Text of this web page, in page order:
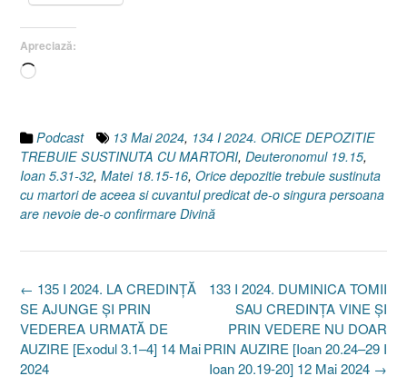
Apreciază:
Încarc...
Podcast 13 Mai 2024, 134 I 2024. ORICE DEPOZITIE
TREBUIE SUSTINUTA CU MARTORI, Deuteronomul 19.15,
Ioan 5.31-32, Matei 18.15-16, Orice depozitie trebuie sustinuta
cu martori de aceea si cuvantul predicat de-o singura persoana
are nevoie de-o confirmare Divină
Post
navigation
133 I 2024. DUMINICA TOMII
SAU CREDINȚA VINE ȘI
PRIN VEDERE NU DOAR
PRIN AUZIRE [Ioan 20.24–29 I
Ioan 20.19-20] 12 Mai 2024 →
← 135 I 2024. LA CREDINȚĂ
SE AJUNGE ȘI PRIN
VEDEREA URMATĂ DE
AUZIRE [Exodul 3.1–4] 14 Mai
2024